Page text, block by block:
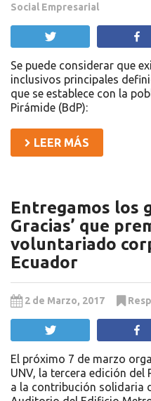
Social Empresarial
Se puede considerar que
inclusivos principales
que se establece con la
Pirámide (BdP):
LEER MÁS
Entregamos los
Gracias’ que
voluntariado
Ecuador
2 de Marzo, 2017
El próximo 7 de marzo
UNV, la tercera edición del
a la contribución solidaria